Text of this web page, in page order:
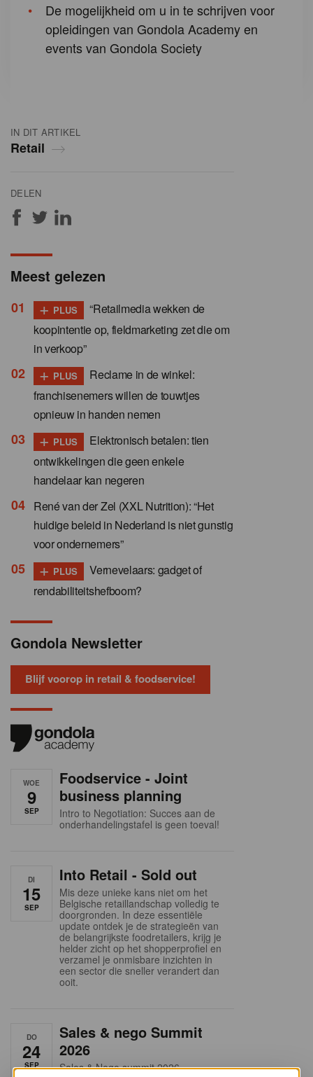
IN DIT ARTIKEL
Retail
DELEN
De mogelijkheid om u in te schrijven voor
opleidingen van Gondola Academy en
events van Gondola Society
Meest gelezen
+ PLUS
“Retailmedia wekken de
koopintentie op, fieldmarketing zet die om
in verkoop”
+ PLUS
Reclame in de winkel:
franchisenemers willen de touwtjes
opnieuw in handen nemen
+ PLUS
Elektronisch betalen: tien
ontwikkelingen die geen enkele
handelaar kan negeren
René van der Zel (XXL Nutrition): “Het
huidige beleid in Nederland is niet gunstig
voor ondernemers”
+ PLUS
Vernevelaars: gadget of
rendabiliteitshefboom?
Gondola Newsletter
Blijf voorop in retail & foodservice!
WOE
9
SEP
Foodservice - Joint
business planning
Intro to Negotiation: Succes aan de
onderhandelingstafel is geen toeval!
DI
15
SEP
Into Retail - Sold out
Mis deze unieke kans niet om het
Belgische retaillandschap volledig te
doorgronden. In deze essentiële
update ontdek je de strategieën van
de belangrijkste foodretailers, krijg je
helder zicht op het shopperprofiel en
verzamel je onmisbare inzichten in
een sector die sneller verandert dan
ooit.
DO
24
SEP
Sales & nego Summit
2026
Sales & Nego summit 2026